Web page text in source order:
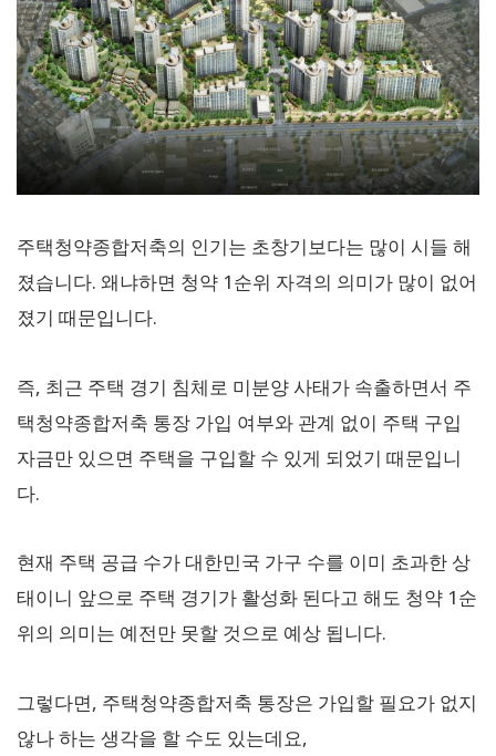
주택청약종합저축의 인기는 초창기보다는 많이 시들 해
졌습니다. 왜냐하면 청약 1순위 자격의 의미가 많이 없어
졌기 때문입니다.
즉, 최근 주택 경기 침체로 미분양 사태가 속출하면서 주
택청약종합저축 통장 가입 여부와 관계 없이 주택 구입
자금만 있으면 주택을 구입할 수 있게 되었기 때문입니
다.
현재 주택 공급 수가 대한민국 가구 수를 이미 초과한 상
태이니 앞으로 주택 경기가 활성화 된다고 해도 청약 1순
위의 의미는 예전만 못할 것으로 예상 됩니다.
그렇다면, 주택청약종합저축 통장은 가입할 필요가 없지
않나 하는 생각을 할 수도 있는데요,